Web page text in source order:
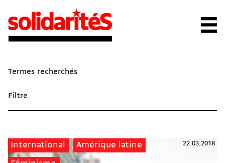
Termes recherchés
Filtre
International Amérique latine 22.03.2018